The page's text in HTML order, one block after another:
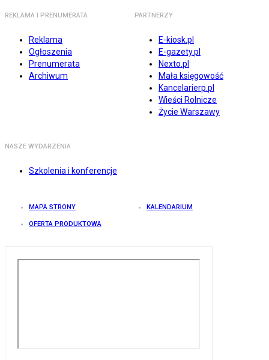
REKLAMA I PRENUMERATA
Reklama
Ogłoszenia
Prenumerata
Archiwum
PARTNERZY
E-kiosk.pl
E-gazety.pl
Nexto.pl
Mała księgowość
Kancelarierp.pl
Wieści Rolnicze
Życie Warszawy
NASZE WYDARZENIA
Szkolenia i konferencje
MAPA STRONY KALENDARIUM
OFERTA PRODUKTOWA